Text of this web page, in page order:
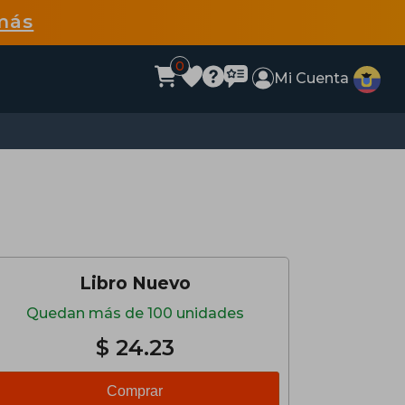
0
Mi Cuenta
Libro Nuevo
Quedan más de 100 unidades
$ 24.23
Comprar